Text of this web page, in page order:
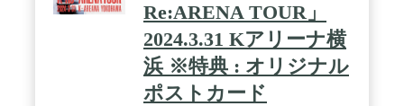
Re:ARENA TOUR」
2024.3.31 Kアリーナ横
浜 ※特典 : オリジナル
ポストカード